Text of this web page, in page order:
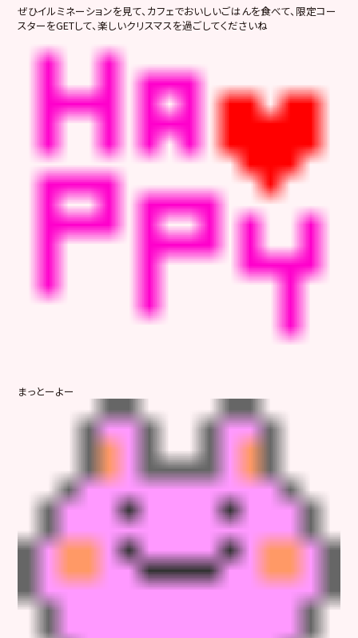
ぜひイルミネーションを見て、カフェでおいしいごはんを食べて、限定コー
スターをGETして、楽しいクリスマスを過ごしてくださいね
まっとーよー